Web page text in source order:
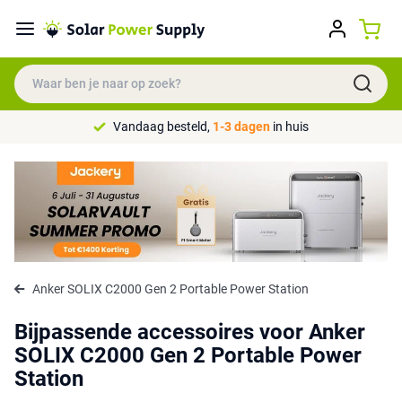
Vandaag besteld, 1-3 dagen in huis
Anker SOLIX C2000 Gen 2 Portable Power Station
Bijpassende accessoires voor Anker
SOLIX C2000 Gen 2 Portable Power
Station